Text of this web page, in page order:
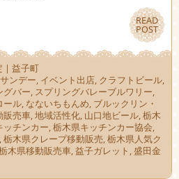
READ
POST
READ
POST
| 益子町
ンデー, イベント出店, クラフトビール,
グバー, スプリングバレーブルワリー,
ール, なないちもんめ, ブルックリン・
販売車,地域活性化, 山口地ビール,栃木
ッチンカー,栃木県キッチンカー協会,
,栃木県クレープ移動販売,栃木県人気ク
木県移動販売車,益子ガレット ,盛田金